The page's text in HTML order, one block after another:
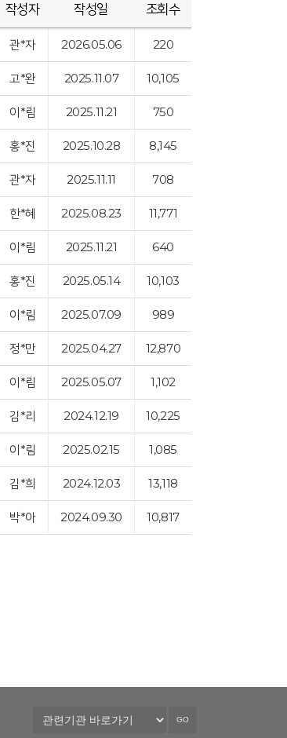
작성자 작성일 조회수
관*자 2026.05.06 220
고*완 2025.11.07 10,105
이*림 2025.11.21 750
홍*진 2025.10.28 8,145
관*자 2025.11.11 708
한*혜 2025.08.23 11,771
이*림 2025.11.21 640
홍*진 2025.05.14 10,103
이*림 2025.07.09 989
정*만 2025.04.27 12,870
이*림 2025.05.07 1,102
김*리 2024.12.19 10,225
이*림 2025.02.15 1,085
김*희 2024.12.03 13,118
박*아 2024.09.30 10,817
GO